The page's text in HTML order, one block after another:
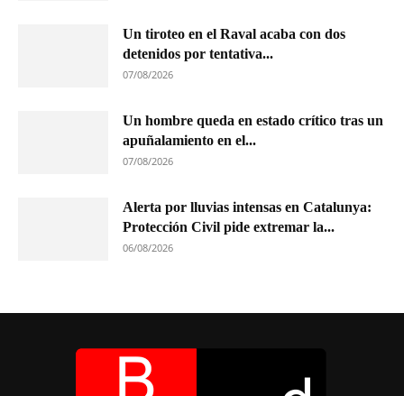
Un tiroteo en el Raval acaba con dos
detenidos por tentativa...
07/08/2026
Un hombre queda en estado crítico tras un
apuñalamiento en el...
07/08/2026
Alerta por lluvias intensas en Catalunya:
Protección Civil pide extremar la...
06/08/2026